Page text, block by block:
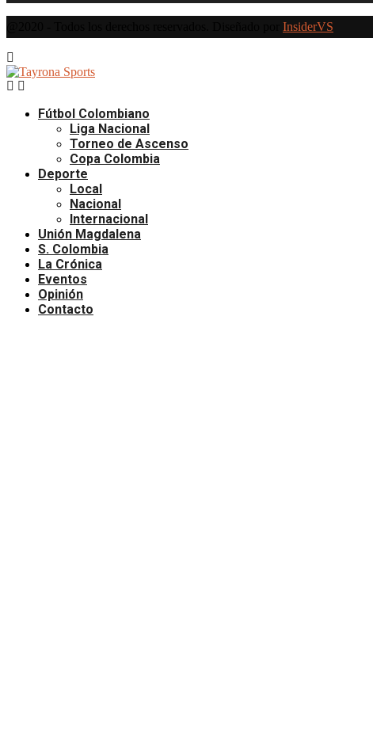
InsiderVS
Fútbol Colombiano
Liga Nacional
Torneo de Ascenso
Copa Colombia
Deporte
Local
Nacional
Internacional
Unión Magdalena
S. Colombia
La Crónica
Eventos
Opinión
Contacto